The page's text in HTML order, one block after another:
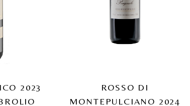
2023
ROSSO DI
MONTEPULCIANO 2024